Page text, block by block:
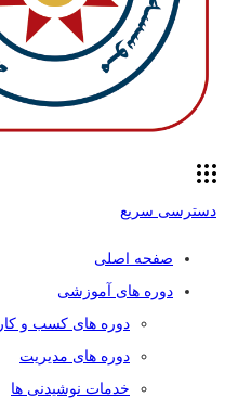
دسترسی سریع
صفحه اصلی
دوره های آموزشی
دوره های کسب و کار
دوره های مدیریت
خدمات نوشیدنی ها